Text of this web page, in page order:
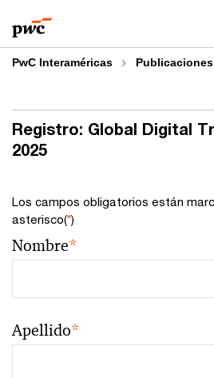
to
content
to
footer
PwC Interaméricas Publicaciones
Registro: Global Digital
2025
Los campos obligatorios están
asterisco(*)
Nombre*
Apellido*